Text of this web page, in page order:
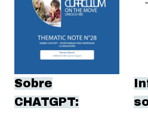
Sobre
CHATGPT: